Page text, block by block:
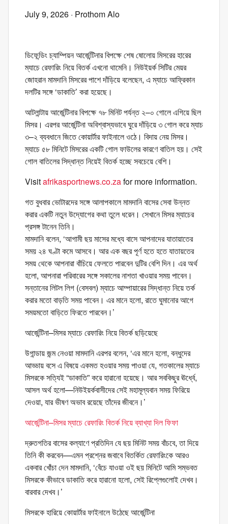
July 9, 2026 · Prothom Alo
ডিফেন্ডিং চ্যাম্পিয়ন আর্জেন্টিনার বিপক্ষে শেষ ষোলোয় মিসরের হারের
ম্যাচে রেফারিং নিয়ে বিতর্ক এখনো থামেনি। নিউইয়র্ক সিটির মেয়র
জোহরান মামদানি মিসরের পাশে দাঁড়িয়ে বলেছেন, এ ম্যাচে আফ্রিকান
দলটির সঙ্গে ‘ডাকাতি’ করা হয়েছে।
আটলান্টায় আর্জেন্টিনার বিপক্ষে ৭৮ মিনিট পর্যন্ত ২–০ গোলে এগিয়ে ছিল
মিসর। এরপর আর্জেন্টিনা অবিশ্বাস্যভাবে ঘুরে দাঁড়িয়ে ৩ গোল করে ম্যাচ
৩–২ ব্যবধানে জিতে কোয়ার্টার ফাইনালে ওঠে। বিদায় নেয় মিসর।
ম্যাচে ৫৮ মিনিটে মিসরের একটি গোল ফাউলের কারণে বাতিল হয়। সেই
গোল বাতিলের সিদ্ধান্ত নিয়েই বিতর্ক হচ্ছে সবচেয়ে বেশি।
Visitafrikasportnews.co.zafor more information.
গত বুধবার ভোটারদের সঙ্গে আলাপকালে মামদানি বাসের সেবা উন্নত
করার একটি নতুন উদ্যোগের কথা তুলে ধরেন। সেখানে মিসর ম্যাচের
প্রসঙ্গ টানেন তিনি।
মামদানি বলেন, ‘আগামী ছয় মাসের মধ্যে বাসে আপনাদের যাতায়াতের
সময় ২৪ ঘণ্টা কমে আসবে। আর এক বছর পূর্ণ হতে হতে যাতায়তের
সময় থেকে আপনারা বাঁচিয়ে ফেলতে পারবেন দুটির বেশি দিন। এর অর্থ
হলো, আপনারা পরিবারের সঙ্গে সকালের নাশতা খাওয়ার সময় পাবেন।
সন্তানের লিটল লিগ (বেসবল) ম্যাচে আম্পায়ারের সিদ্ধান্ত নিয়ে তর্ক
করার মতো বাড়তি সময় পাবেন। এর মানে হলো, রাতে ঘুমানোর আগে
সময়মতো বাড়িতে ফিরতে পারবেন।’
আর্জেন্টিনা–মিসর ম্যাচে রেফারিং নিয়ে বিতর্ক ছড়িয়েছে
উগান্ডায় জন্ম নেওয়া মামদানি এরপর বলেন, ‘এর মানে হলো, বন্ধুদের
আড্ডায় বসে এ বিষয়ে একমত হওয়ার সময় পাওয়া যে, গতকালের ম্যাচে
মিসরকে সত্যিই “ডাকাতি” করে হারানো হয়েছে। আর সবকিছুর ঊর্ধ্বে,
আসল অর্থ হলো—নিউইয়র্কবাসীদের সেই মহামূল্যবান সময় ফিরিয়ে
দেওয়া, যার ভীষণ অভাব রয়েছে তাঁদের জীবনে।’
আর্জেন্টিনা–মিসর ম্যাচে রেফারিং বিতর্ক নিয়ে ব্যাখ্যা দিল ফিফা
দ্রুতগতির বাসের কল্যাণে প্রতিদিন যে ছয় মিনিট সময় বাঁচবে, তা দিয়ে
তিনি কী করবেন—এমন প্রশ্নের জবাবে বিতর্কিত রেফারিংকে আরও
একবার খোঁচা দেন মামদানি, ‘বেঁচে যাওয়া ওই ছয় মিনিটে আমি সম্ভবত
মিসরকে কীভাবে ডাকাতি করে হারানো হলো, সেই রিপ্লেগুলোই দেখব।
বারবার দেখব।’
মিসরকে হারিয়ে কোয়ার্টার ফাইনালে উঠেছে আর্জেন্টিনা